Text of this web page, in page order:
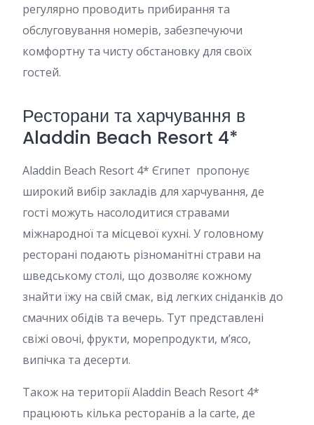
регулярно проводить прибирання та
обслуговування номерів, забезпечуючи
комфортну та чисту обстановку для своїх
гостей.
Ресторани та харчування в
Aladdin Beach Resort 4*
Aladdin Beach Resort 4* Єгипет пропонує
широкий вибір закладів для харчування, де
гості можуть насолодитися стравами
міжнародної та місцевої кухні. У головному
ресторані подають різноманітні страви на
шведському столі, що дозволяє кожному
знайти їжу на свій смак, від легких сніданків до
смачних обідів та вечерь. Тут представлені
свіжі овочі, фрукти, морепродукти, м’ясо,
випічка та десерти.
Також на території Aladdin Beach Resort 4*
працюють кілька ресторанів a la carte, де